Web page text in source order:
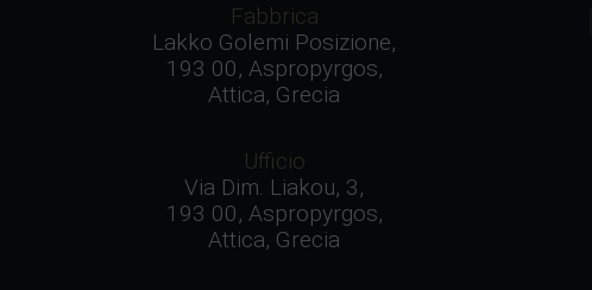
Fabbrica
Lakko Golemi Posizione,
193 00, Aspropyrgos,
Attica, Grecia
Ufficio
Via Dim. Liakou, 3,
193 00, Aspropyrgos,
Attica, Grecia